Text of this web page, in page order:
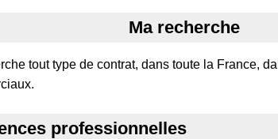
Ma recherche
tout type de contrat, dans toute la France,
professionnelles